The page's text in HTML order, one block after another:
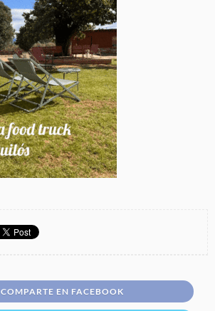
COMPARTE EN FACEBOOK